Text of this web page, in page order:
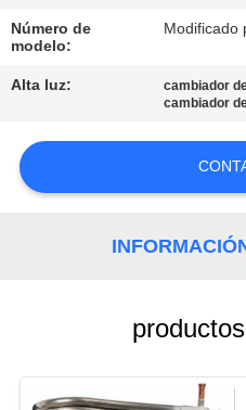
EN
CONTACTO
NOTICIAS
SITIO
Número de
modelo:
Modificado
Alta luz: cambiador
cambiador